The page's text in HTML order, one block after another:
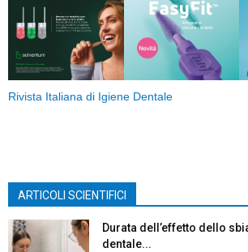
Rivista Italiana di Igiene Dentale
ARTICOLI SCIENTIFICI
Durata dell’effetto dello
dentale...